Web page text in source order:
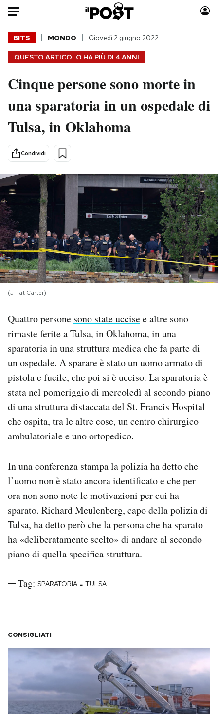
Auto
HOME
Italia
Politica
Tecnologia
Scienza
Economia
Sport
Moda
Consumismi
Storie/Idee
Altrecose
Mondiali calcio 2026
PODCAST
NEWSLETTER
SHOP
CALENDARIO
AREA PERSONALE
Area Personale
Newsletter
Hai bisogno di aiuto?
Esci
QUESTO ARTICOLO HA PIÙ DI 4 ANNI
BITS MONDO Giovedì 2 giugno 2022
Cinque persone sono morte in
una sparatoria in un ospedale di
Tulsa, in Oklahoma
Condividi
(J Pat Carter)
Quattro persone sono state uccisee altre sono
rimaste ferite a Tulsa, in Oklahoma, in una
sparatoria in una struttura medica che fa parte di
un ospedale. A sparare è stato un uomo armato di
pistola e fucile, che poi si è ucciso. La sparatoria è
stata nel pomeriggio di mercoledì al secondo piano
di una struttura distaccata del St. Francis Hospital
che ospita, tra le altre cose, un centro chirurgico
ambulatoriale e uno ortopedico.
In una conferenza stampa la polizia ha detto che
l’uomo non è stato ancora identificato e che per
ora non sono note le motivazioni per cui ha
sparato. Richard Meulenberg, capo della polizia di
Tulsa, ha detto però che la persona che ha sparato
ha «deliberatamente scelto» di andare al secondo
piano di quella specifica struttura.
Tag: SPARATORIA - TULSA
CONSIGLIATI